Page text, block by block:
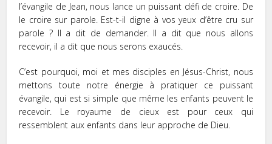
l’évangile de Jean, nous lance un puissant défi de croire. De
le croire sur parole. Est-t-il digne à vos yeux d’être cru sur
parole ? Il a dit de demander. Il a dit que nous allons
recevoir, il a dit que nous serons exaucés.
C’est pourquoi, moi et mes disciples en Jésus-Christ, nous
mettons toute notre énergie à pratiquer ce puissant
évangile, qui est si simple que même les enfants peuvent le
recevoir. Le royaume de cieux est pour ceux qui
ressemblent aux enfants dans leur approche de Dieu.